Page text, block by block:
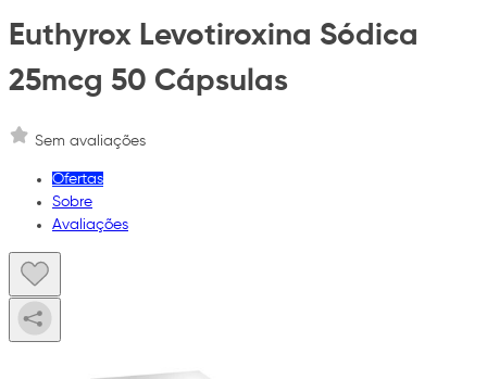
Euthyrox Levotiroxina Sódica
25mcg 50 Cápsulas
Sem avaliações
Ofertas
Sobre
Avaliações